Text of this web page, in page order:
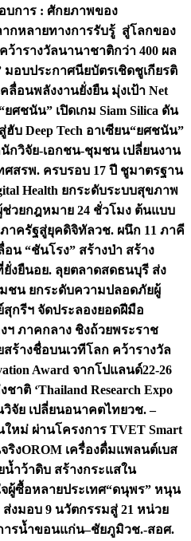
บการ : ศักยภาพของ
กหลายทางการรับรู้ สู่โลกของ
ว้ารางวัลนานาชาติกว่า 400 ผล
มอบประกาศนียบัตรเชิดชูเกียรติ
อนพลังงานยั่งยืน มุ่งเป้า Net
ศชนัน” เปิดเกม Siam Silica ดัน
บ Deep Tech อาเซียน“ยศชนัน”
นักวิจัย-เอกชน-ชุมชน เปลี่ยนงาน
ศสรพ. ครบรอบ 17 ปี ชูมาตรฐาน
Health ยกระดับระบบสุขภาพ
ช่วยกฎหมาย 24 ชั่วโมง ต้นแบบ
าครัฐสู่ยุคดิจิทัลวช. ผนึก 11 ภาคี
อน “ชันโรง” สร้างป่า สร้าง
งยืนอย. ลุยตลาดสดธนบุรี ส่ง
ชน ยกระดับความปลอดภัยผู้
กรีฯ จัดประลองยอดฝีมือ
ฯ ภาคกลาง ชิงถ้วยพระราช
ร้างชื่อบนเวทีโลก คว้ารางวัล
Award จากโปแลนด์22-26
าติ ‘Thailand Research Expo
วิจัย เปลี่ยนอนาคตไทยวช. –
หม่ ผ่านโครงการ TVET Smart
ริงOROM เครื่องดื่มแพลนต์เบส
ำว้าดิบ สร้างกระแสใน
ผู้ซื้อหลายประเทศ“ดนุพร” หนุน
งมอบ 9 นวัตกรรมสู่ 21 หน่วย
ารน้ำขอนแก่น–ชัยภูมิวช.-สอศ.